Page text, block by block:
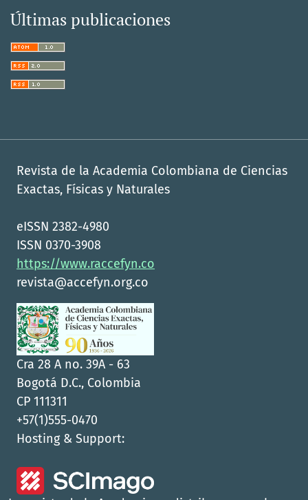
Últimas publicaciones
Revista de la Academia Colombiana de Ciencias
Exactas, Físicas y Naturales
eISSN 2382-4980
ISSN 0370-3908
https://www.raccefyn.co
revista@accefyn.org.co
Cra 28 A no. 39A - 63
Bogotá D.C., Colombia
CP 111311
+57(1)555-0470
Hosting & Support: